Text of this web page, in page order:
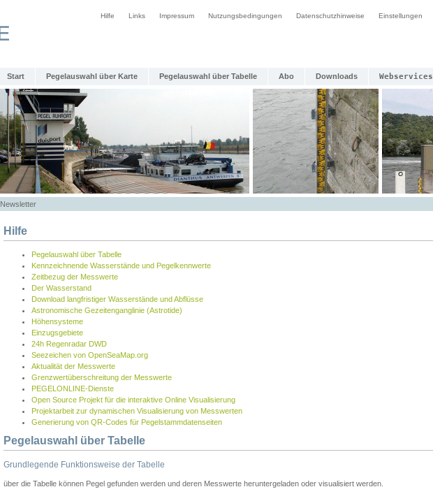
Hilfe Links Impressum Nutzungsbedingungen Datenschutzhinweise Einstellungen
Start Pegelauswahl über Karte Pegelauswahl über Tabelle Abo Downloads Webservices
Newsletter
Hilfe
Pegelauswahl über Tabelle
Kennzeichnende Wasserstände und Pegelkennwerte
Zeitbezug der Messwerte
Der Wasserstand
Download langfristiger Wasserstände und Abflüsse
Astronomische Gezeitenganglinie (Astrotide)
Höhensysteme
Einzugsgebiete
24h Regenradar DWD
Seezeichen von OpenSeaMap.org
Aktualität der Messwerte
Grenzwertüberschreitung der Messwerte
PEGELONLINE-Dienste
Open Source Projekt für die interaktive Online Visualisierung
Projektarbeit zur dynamischen Visualisierung von Messwerten
Generierung von QR-Codes für Pegelstammdatenseiten
Pegelauswahl über Tabelle
Grundlegende Funktionsweise der Tabelle
über die Tabelle können Pegel gefunden werden und deren Messwerte heruntergeladen oder visualisiert werden.